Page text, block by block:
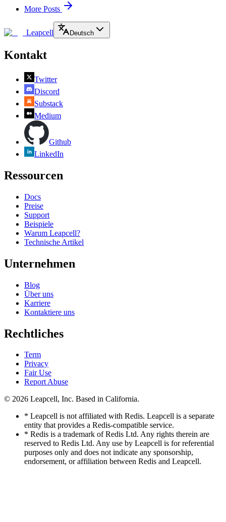
More Posts
Leapcell Deutsch
Kontakt
Twitter
Discord
Substack
Medium
Github
LinkedIn
Ressourcen
Docs
Preise
Support
Beispiele
Warum Leapcell?
Technische Artikel
Unternehmen
Blog
Über uns
Karriere
Kontaktiere uns
Rechtliches
Term
Privacy
Fair Use
Report Abuse
© 2026 Leapcell, Inc. Based in California.
* Leapcell is not affiliated with Redis. Leapcell is a separate
entity that provides a Redis-compatible service.
* Redis is a trademark of Redis Ltd. Any rights therein are
reserved to Redis Ltd. Any use by Leapcell is for referential
purposes only and does not indicate any sponsorship,
endorsement, or affiliation between Redis and Leapcell.